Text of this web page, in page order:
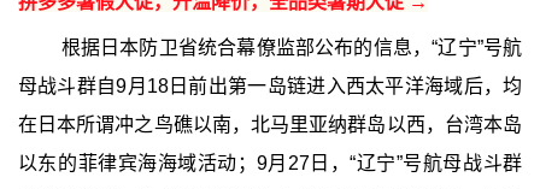
根据日本防卫省统合幕僚监部公布的信息，“辽宁”号航
母战斗群自9月18日前出第一岛链进入西太平洋海域后，均
在日本所谓冲之鸟礁以南，北马里亚纳群岛以西，台湾本岛
以东的菲律宾海海域活动；9月27日，“辽宁”号航母战斗群